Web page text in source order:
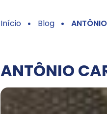
Início Blog
ANTÔNIO